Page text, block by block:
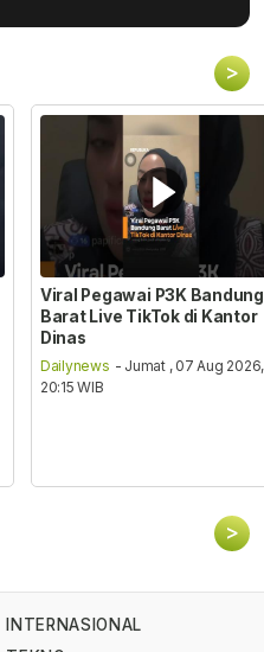
>
Viral Pegawai P3K Bandung
Barat Live TikTok di Kantor
Dinas
Dailynews - Jumat , 07 Aug 2026,
20:15 WIB
>
INTERNASIONAL